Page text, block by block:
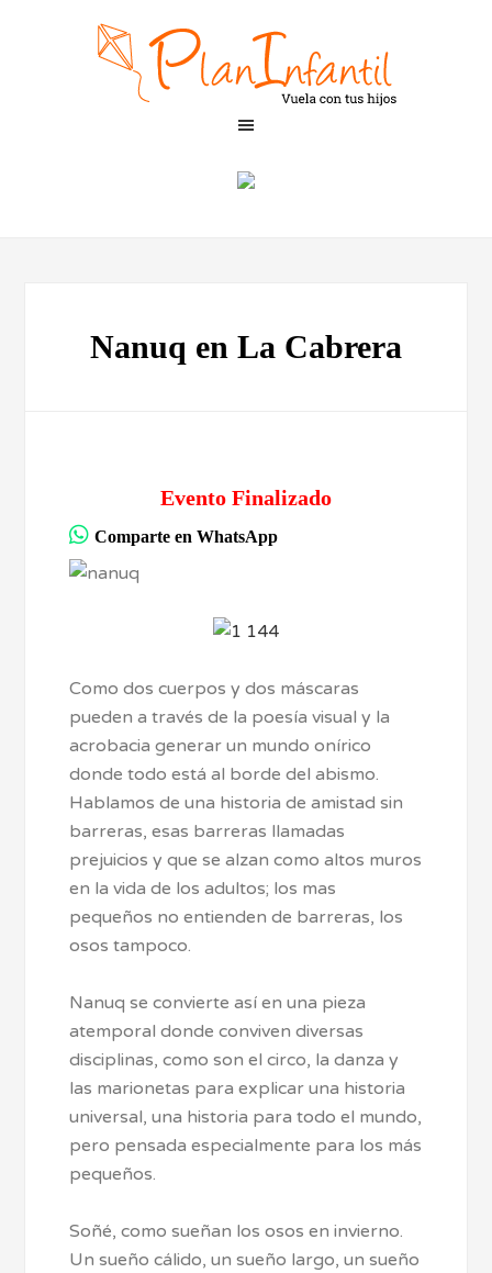
Nanuq en La Cabrera
Evento Finalizado
Comparte en WhatsApp
Como dos cuerpos y dos máscaras
pueden a través de la poesía visual y la
acrobacia generar un mundo onírico
donde todo está al borde del abismo.
Hablamos de una historia de amistad sin
barreras, esas barreras llamadas
prejuicios y que se alzan como altos muros
en la vida de los adultos; los mas
pequeños no entienden de barreras, los
osos tampoco.
Nanuq se convierte así en una pieza
atemporal donde conviven diversas
disciplinas, como son el circo, la danza y
las marionetas para explicar una historia
universal, una historia para todo el mundo,
pero pensada especialmente para los más
pequeños.
Soñé, como sueñan los osos en invierno.
Un sueño cálido, un sueño largo, un sueño